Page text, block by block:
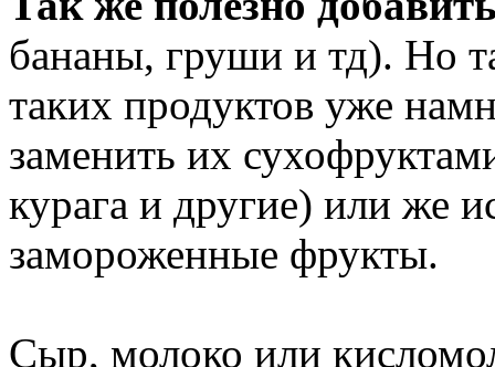
бананы, груши и тд). Но
таких продуктов уже
заменить их
курага и другие) или же
замороженные фрукты.
Сыр, молоко или